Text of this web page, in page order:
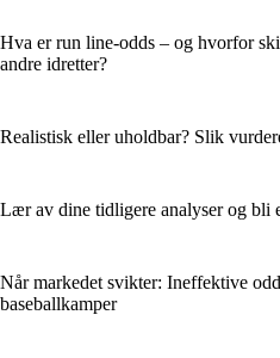
Hva er run line-odds – og hvorfor
andre idretter?
Realistisk eller uholdbar? Slik
Lær av dine tidligere analyser og bli
Når markedet svikter: Ineffektive
baseballkamper